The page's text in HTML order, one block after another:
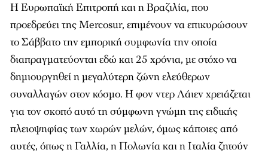
Η Ευρωπαϊκή Επιτροπή και η Βραζιλία, που
προεδρεύει της Mercosur, επιμένουν να επικυρώσουν
το Σάββατο την εμπορική συμφωνία την οποία
διαπραγματεύονται εδώ και 25 χρόνια, με στόχο να
δημιουργηθεί η μεγαλύτερη ζώνη ελεύθερων
συναλλαγών στον κόσμο. Η φον ντερ Λάιεν χρειάζεται
για τον σκοπό αυτό τη σύμφωνη γνώμη της ειδικής
πλειοψηφίας των χωρών μελών, όμως κάποιες από
αυτές, όπως η Γαλλία, η Πολωνία και η Ιταλία ζητούν